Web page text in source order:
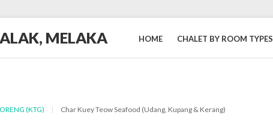
MELAKA HOME CHALET BY ROOM TYPES
(KTG) | Char Kuey Teow Seafood (Udang, Kupang & Kerang)